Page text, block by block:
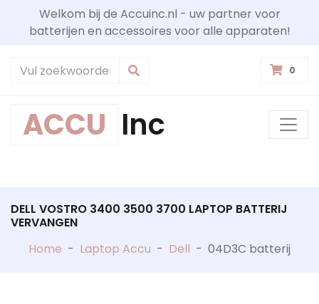
Welkom bij de Accuinc.nl - uw partner voor
batterijen en accessoires voor alle apparaten!
0
ACCU Inc
DELL VOSTRO 3400 3500 3700 LAPTOP BATTERIJ
VERVANGEN
Home - Laptop Accu - Dell - 04D3C batterij